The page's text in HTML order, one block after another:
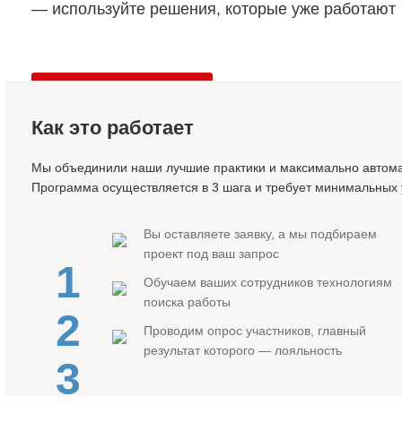
используйте решения, которые уже работают
Как это работает
Мы объединили наши лучшие практики и максимально
Программа осуществляется в 3 шага и требует
1
Вы оставляете заявку, а мы подбираем
проект под ваш запрос
2
Обучаем ваших сотрудников технологиям
поиска работы
3
Проводим опрос участников, главный
результат которого — лояльность